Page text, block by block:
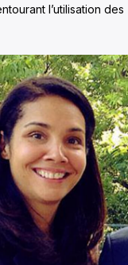
l’utilisation des